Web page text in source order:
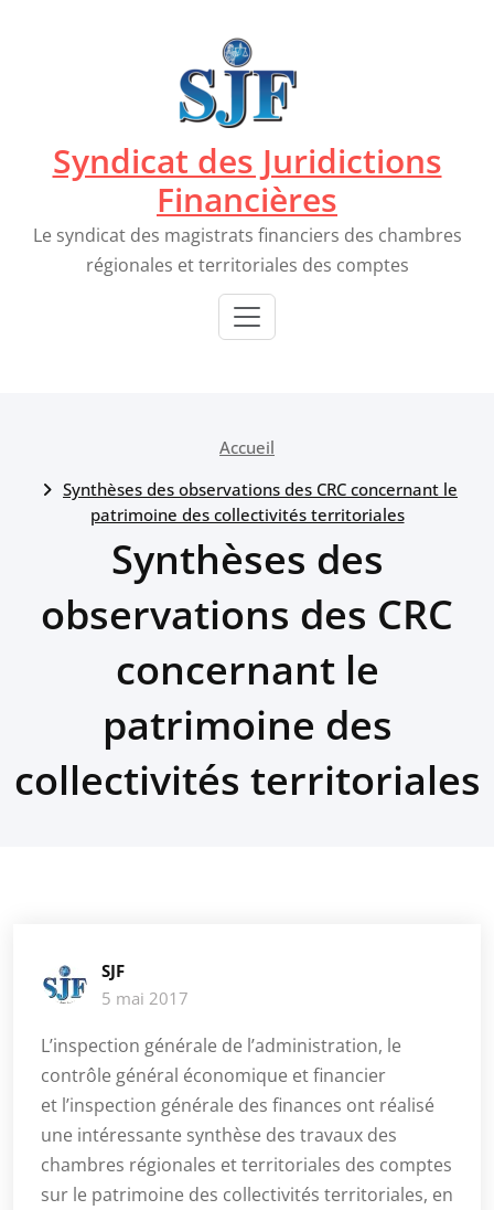
Syndicat des Juridictions
Financières
Le syndicat des magistrats financiers des chambres
régionales et territoriales des comptes
Accueil
Synthèses des observations des CRC concernant le
patrimoine des collectivités territoriales
Synthèses des
observations des CRC
concernant le
patrimoine des
collectivités territoriales
SJF
5 mai 2017
L’inspection générale de l’administration, le
contrôle général économique et financier
et l’inspection générale des finances ont réalisé
une intéressante synthèse des travaux des
chambres régionales et territoriales des comptes
sur le patrimoine des collectivités territoriales, en